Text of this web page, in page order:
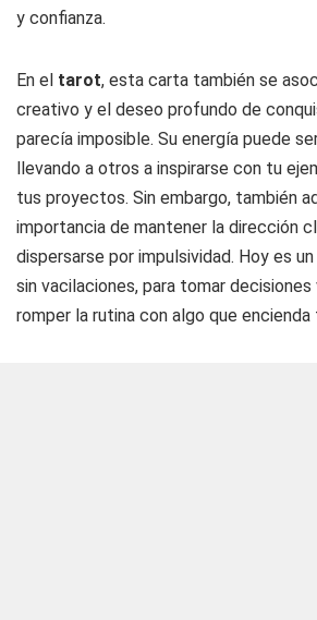
y confianza.
En el tarot, esta carta también se
creativo y el deseo profundo de
parecía imposible. Su energía puede
llevando a otros a inspirarse con tu
tus proyectos. Sin embargo, también
importancia de mantener la dirección
dispersarse por impulsividad. Hoy es
sin vacilaciones, para tomar
romper la rutina con algo que